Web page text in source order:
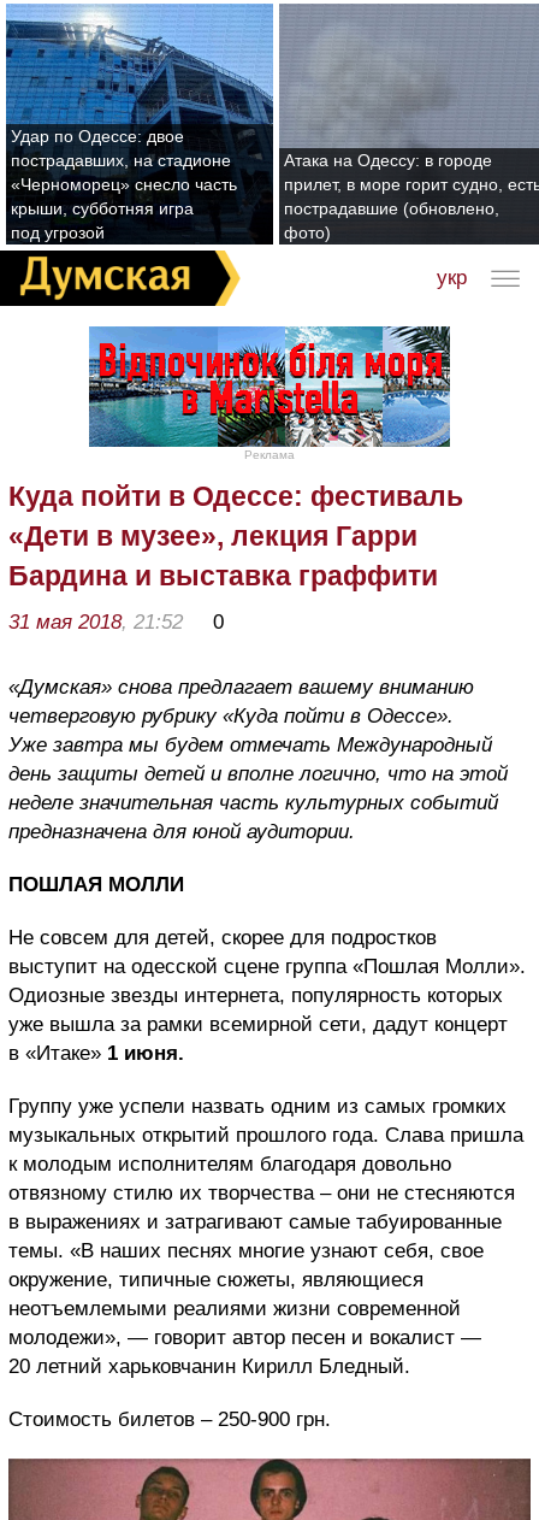
Удар по Одессе: двое
пострадавших, на стадионе
«Черноморец» снесло часть
крыши, субботняя игра
под угрозой
Атака на Одессу: в городе
прилет, в море горит судно,
пострадавшие (обновлено,
фото)
укр
Реклама
Куда пойти в Одессе: фестиваль
«Дети в музее», лекция Гарри
Бардина и выставка граффити
31 мая 2018, 21:52 0
«Думская» снова предлагает вашему вниманию
четверговую рубрику «Куда пойти в Одессе».
Уже завтра мы будем отмечать Международный
день защиты детей и вполне логично, что на этой
неделе значительная часть культурных событий
предназначена для юной аудитории.
ПОШЛАЯ МОЛЛИ
Не совсем для детей, скорее для подростков
выступит на одесской сцене группа «Пошлая Молли».
Одиозные звезды интернета, популярность которых
уже вышла за рамки всемирной сети, дадут концерт
в «Итаке» 1 июня.
Группу уже успели назвать одним из самых громких
музыкальных открытий прошлого года. Слава пришла
к молодым исполнителям благодаря довольно
отвязному стилю их творчества – они не стесняются
в выражениях и затрагивают самые табуированные
темы. «В наших песнях многие узнают себя, свое
окружение, типичные сюжеты, являющиеся
неотъемлемыми реалиями жизни современной
молодежи», — говорит автор песен и вокалист —
20 летний харьковчанин Кирилл Бледный.
Стоимость билетов – 250-900 грн.